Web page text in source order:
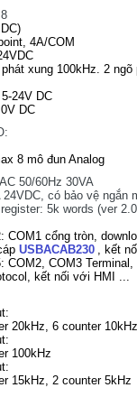
4A/COM
xung 100kHz. 2 ngõ
24V DC
DC
8 mô đun Analog
50/60Hz 30VA
24VDC, có bảo vệ ngắn
5k words (ver
COM1 cổng tròn,
USBACAB230 , kết
COM2, COM3
kết nối với HMI ...
20kHz, 6 counter 10kHz
100kHz
15kHz, 2 counter 5kHz